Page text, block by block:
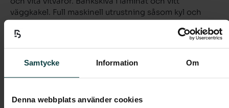
Samtycke Information Om
Denna webbplats använder cookies
väggkakel. Full maskinell utrustning såsom kyl och
frys, induktionshäll, inbyggnadsugn, mikro och
diskmaskin. Badrummet är helkaklat och har både
tvättmaskin och torktumlare under arbetsbänk i
Handfat med kommod och spegel med belysning.
Klassisk wc-stol i vitt porslin. Vattenburen
dörrar i klarglas. Master bedroom med stor